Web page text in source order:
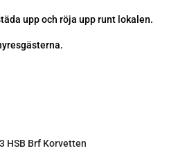
upp och röja upp runt lokalen.
HSB Brf Korvetten